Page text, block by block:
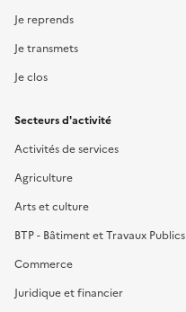
Je reprends
Je transmets
Je clos
Secteurs d'activité
Activités de services
Agriculture
Arts et culture
BTP - Bâtiment et Travaux Publics
Commerce
Juridique et financier